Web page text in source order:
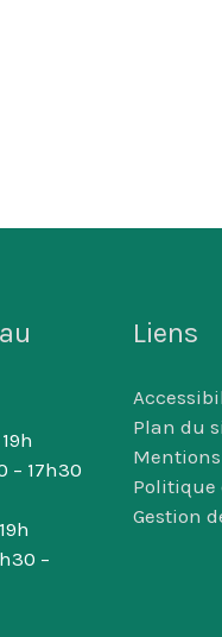
– 17h30
–
Liens
Plan du
Politique
Gestion